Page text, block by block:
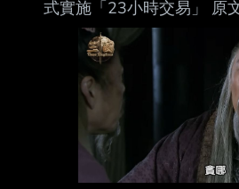
因說明 心得：神聖太陽堂
年增37
式實施「23小時交易」 原
https://reurl.cc/lnZamY 發
19:05 臺北時間 記者署名
容： 納斯達克交易所，確
易時間，延長為 23 小時，
投信指出，雖然作業流程
漲跌幅限制，夜間交易流
價波動更劇烈，而對習慣